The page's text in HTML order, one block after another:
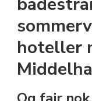
hoteller